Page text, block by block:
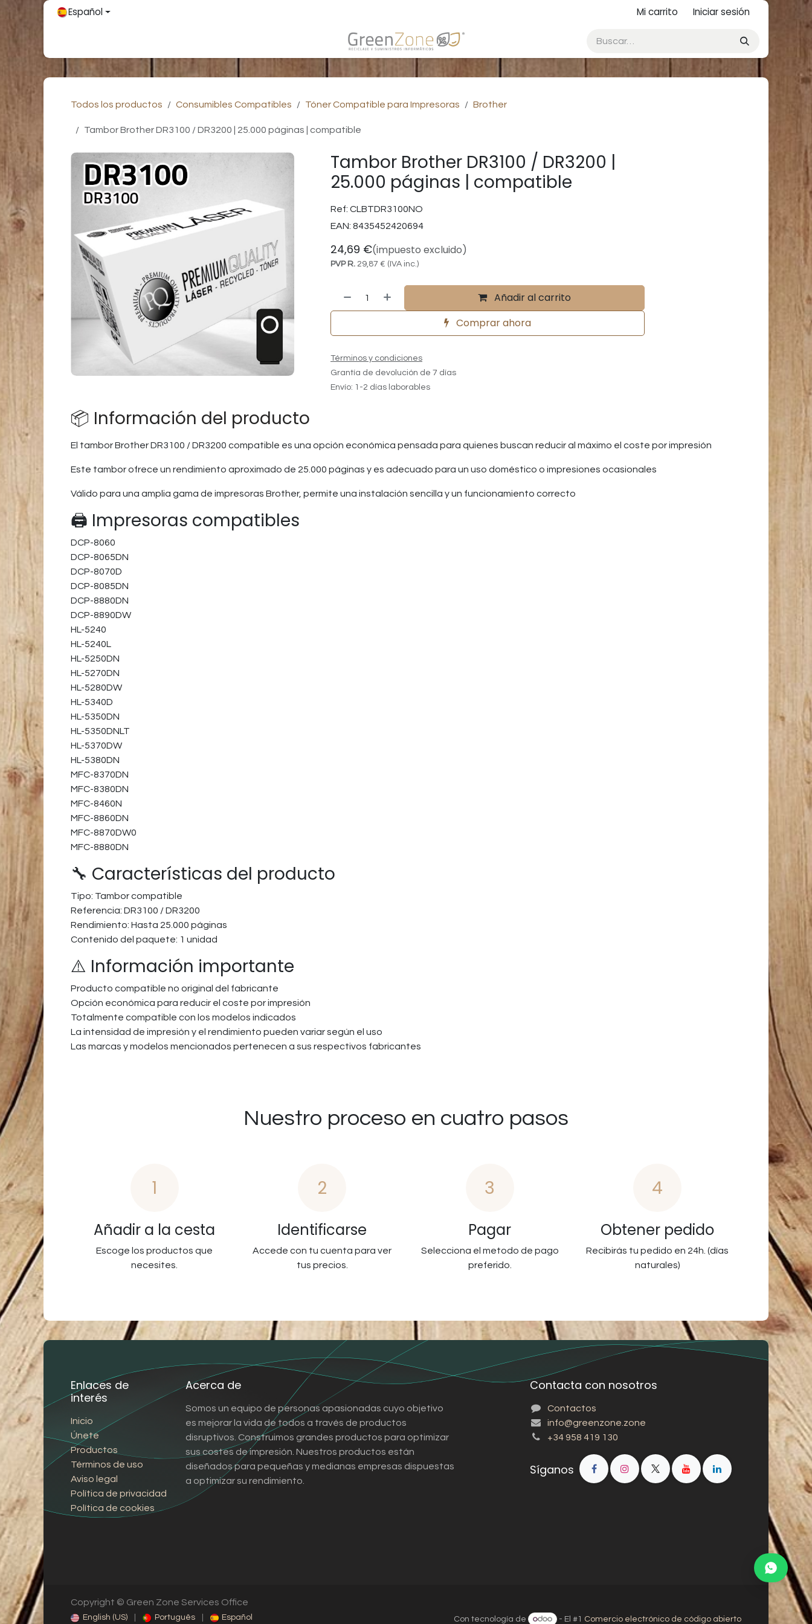
Ir al contenidoEspañol Mi carrito Iniciar sesión
Todos los productos Consumibles Compatibles Tóner Compatible para Impresoras Brother
Tambor Brother DR3100 / DR3200 | 25.000 páginas | compatible
Tambor Brother DR3100 / DR3200 |
25.000 páginas | compatible
Ref: CLBTDR3100NO
EAN: 8435452420694
24,69 €(impuesto excluido)
PVP R. 29,87 € (IVA inc.)
Añadir al carrito
Comprar ahora
Términos y condiciones
Grantía de devolución de 7 días
Envío: 1-2 días laborables
📦 Información del producto
El tambor Brother DR3100 / DR3200 compatible es una opción económica pensada para quienes buscan reducir al máximo el coste por impresión
Este tambor ofrece un rendimiento aproximado de 25.000 páginas y es adecuado para un uso doméstico o impresiones ocasionales
Válido para una amplia gama de impresoras Brother, permite una instalación sencilla y un funcionamiento correcto
🖨️ Impresoras compatibles
DCP-8060
DCP-8065DN
DCP-8070D
DCP-8085DN
DCP-8880DN
DCP-8890DW
HL-5240
HL-5240L
HL-5250DN
HL-5270DN
HL-5280DW
HL-5340D
HL-5350DN
HL-5350DNLT
HL-5370DW
HL-5380DN
MFC-8370DN
MFC-8380DN
MFC-8460N
MFC-8860DN
MFC-8870DW0
MFC-8880DN
🔧 Características del producto
Tipo: Tambor compatible
Referencia: DR3100 / DR3200
Rendimiento: Hasta 25.000 páginas
Contenido del paquete: 1 unidad
⚠️ Información importante
Producto compatible no original del fabricante
Opción económica para reducir el coste por impresión
Totalmente compatible con los modelos indicados
La intensidad de impresión y el rendimiento pueden variar según el uso
Las marcas y modelos mencionados pertenecen a sus respectivos fabricantes
Nuestro proceso en cuatro pasos
1
Añadir a la cesta
Escoge los productos que
necesites.
2
Identificarse
Accede con tu cuenta para ver
tus precios.
3
Pagar
Selecciona el metodo de pago
preferido.
4
Obtener pedido
Recibirás tu pedido en 24h. (días
naturales)
Enlaces de
interés
Inicio
Únete
Productos
Términos de uso
Aviso legal
Política de privacidad
Política de cookies
Acerca de
Somos un equipo de personas apasionadas cuyo objetivo
es mejorar la vida de todos a través de productos
disruptivos. Construimos grandes productos para optimizar
sus costes de impresión. Nuestros productos están
diseñados para pequeñas y medianas empresas dispuestas
a optimizar su rendimiento.
Contacta con nosotros
Contactos
info@greenzone.zone
+34 958 419 130
Síganos
Copyright © Green Zone Services Office
English (US) Português Español Con tecnología de - El #1 Comercio electrónico de código abierto